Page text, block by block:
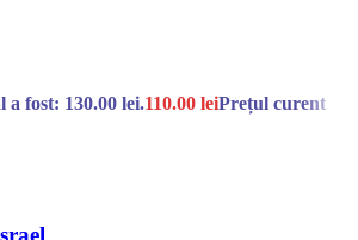
fost: 130.00 lei.110.00 leiPrețul curent